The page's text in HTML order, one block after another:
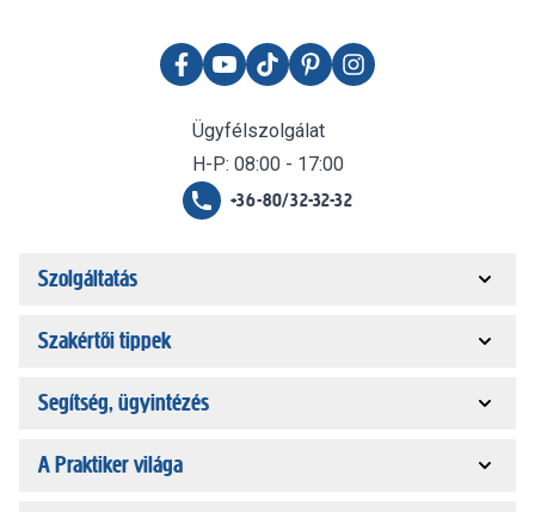
Ügyfélszolgálat
H-P: 08:00 - 17:00
+36-80/32-32-32
Szolgáltatás
Szakértői tippek
Segítség, ügyintézés
A Praktiker világa